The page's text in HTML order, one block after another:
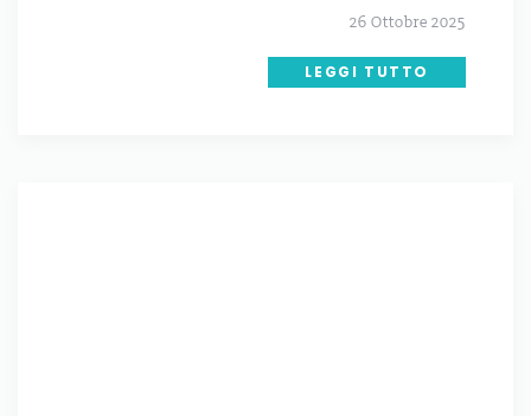
26 Ottobre 2025
LEGGI TUTTO